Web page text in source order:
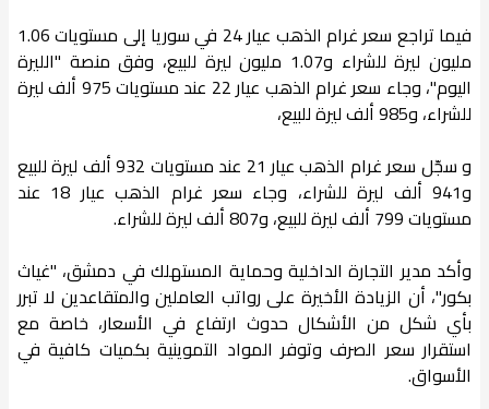
فيما تراجع سعر غرام الذهب عيار 24 في سوريا إلى مستويات 1.06
مليون ليرة للشراء و1.07 مليون ليرة للبيع، وفق منصة "الليرة
اليوم"، وجاء سعر غرام الذهب عيار 22 عند مستويات 975 ألف ليرة
للشراء، و985 ألف ليرة للبيع،
و سجّل سعر غرام الذهب عيار 21 عند مستويات 932 ألف ليرة للبيع
و941 ألف ليرة للشراء، وجاء سعر غرام الذهب عيار 18 عند
مستويات 799 ألف ليرة للبيع، و807 ألف ليرة للشراء.
وأكد مدير التجارة الداخلية وحماية المستهلك في دمشق، "غياث
بكور"، أن الزيادة الأخيرة على رواتب العاملين والمتقاعدين لا تبرر
بأي شكل من الأشكال حدوث ارتفاع في الأسعار، خاصة مع
استقرار سعر الصرف وتوفر المواد التموينية بكميات كافية في
الأسواق.